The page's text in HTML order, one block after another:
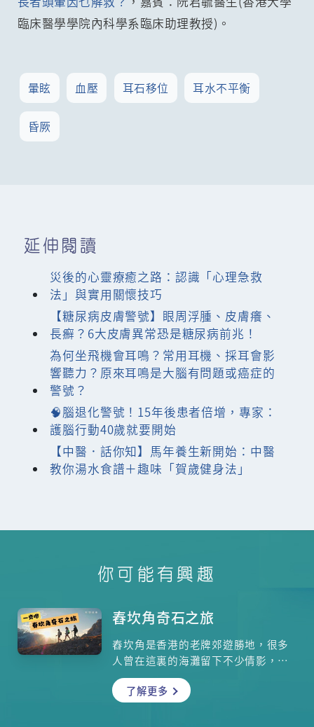
臨床醫學學院內科學系臨床助理教授)。
暈眩 血壓 耳石移位 耳水不平衡
昏厥
延伸閱讀
災後的心靈療癒之路：認識「心理急救
法」與實用關懷技巧
【糖尿病皮膚警號】眼周浮腫、皮膚癢、
長癬？6大皮膚異常恐是糖尿病前兆！
為何坐飛機會耳鳴？常用耳機、採耳會影
響聽力？原來耳鳴是大腦有問題或癌症的
警號？
🧠腦退化警號！15年後患者倍增，專家：
護腦行動40歲就要開始
【中醫．話你知】馬年養生新開始：中醫
教你湯水食譜＋趣味「賀歲健身法」
你可能有興趣
舂坎角奇石之旅
舂坎角是香港的老牌郊遊勝地，很多
人曾在這裏的海灘留下不少倩影，也
許你沒想過，原來它還有你未發掘的
一些天然美景呢！雖然路徑略帶崎
了解更多